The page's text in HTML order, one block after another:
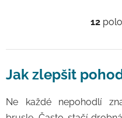
12
Jak zlepšit
Ne každé nepohodlí